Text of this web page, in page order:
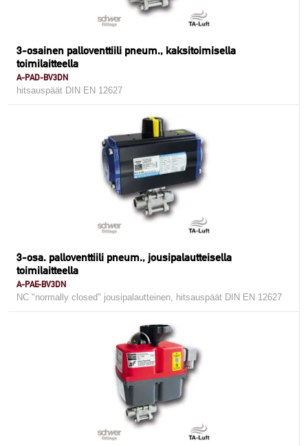
3-osainen palloventtiili pneum., kaksitoimisella
toimilaitteella
A-PAD-BV3DN
hitsauspäät DIN EN 12627
3-osa. palloventtiili pneum., jousipalautteisella
toimilaitteella
A-PAE-BV3DN
NC "normally closed" jousipalautteinen, hitsauspäät DIN EN 12627